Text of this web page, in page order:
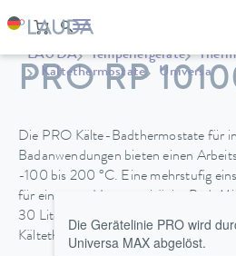
LAUDA Temperiergeräte
Kältethermostate
Universa
PRO RP
Die PRO Kälte-Badthermostate für
Badanwendungen bieten einen
-100 bis 200 °C. Eine mehrstufig
für eine gute Homogenität im Bad.
30 Litern und Kälteleistungen von 0,4
Kältethermostat für vielfältige
Die Gerätelinie PRO wird
Universa MAX abgelöst.